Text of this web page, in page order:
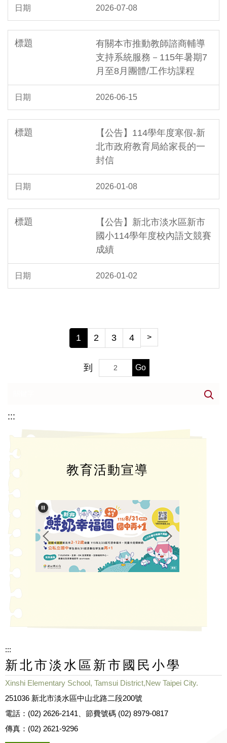
2026-07-08
有關本市推動教師諮商輔導
支持系統服務－115年暑期7
月至8月團體/工作坊課程
2026-06-15
【公告】114學年度寒假-新
北市政府教育局給家長的一
封信
2026-01-08
【公告】新北市淡水區新市
國小114學年度校內語文競賽
成績
2026-01-02
1 2 3 4 >
到 Go
:::
教育活動宣導
:::
新北市淡水區新市國民小學
Xinshi Elementary School, Tamsui District,New Taipei City.
251036 新北市淡水區中山北路二段200號
電話：(02) 2626-2141、節費號碼 (02) 8979-0817
傳真：(02) 2621-9296